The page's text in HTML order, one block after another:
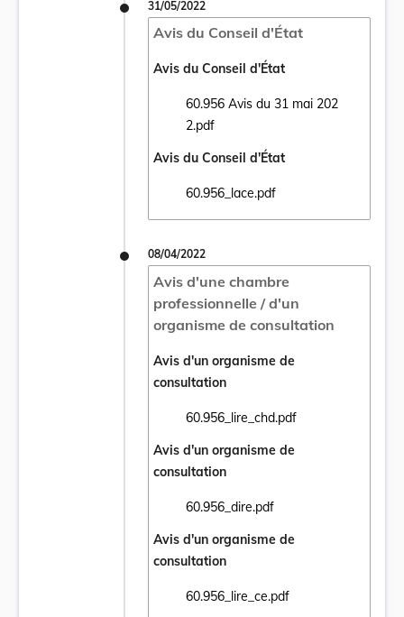
31/05/2022
Avis du Conseil d'État
Avis du Conseil d'État
60.956 Avis du 31 mai 202
2.pdf
Ouvrir le document 60.956 Avis du 31
Avis du Conseil d'État
60.956_lace.pdf
Ouvrir le document 60.956_lace.pdf dans
08/04/2022
Avis d'une chambre
professionnelle / d'un
organisme de consultation
Avis d'un organisme de
consultation
60.956_lire_chd.pdf
Ouvrir le document 60.956_lire_chd.pdf
Avis d'un organisme de
consultation
60.956_dire.pdf
Ouvrir le document 60.956_dire.pdf dans
Avis d'un organisme de
consultation
60.956_lire_ce.pdf
Ouvrir le document 60.956_lire_ce.pdf